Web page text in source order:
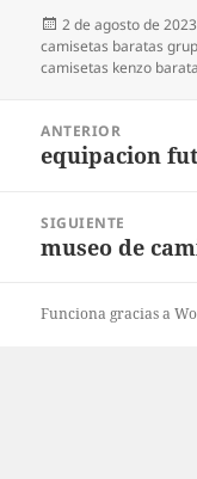
Publicado
el
2 de agosto de 2023
camisetas baratas
camisetas kenzo
entradas
ANTERIOR
Entrada
equipacion
SIGUIENTE
Entrada
museo de
Funciona gracias a